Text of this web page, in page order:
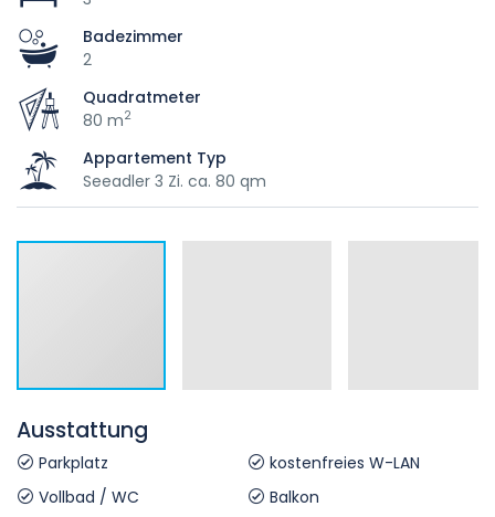
Badezimmer
2
Quadratmeter
80 m2
Appartement Typ
Seeadler 3 Zi. ca. 80 qm
Ausstattung
Parkplatz
kostenfreies W-LAN
Vollbad / WC
Balkon